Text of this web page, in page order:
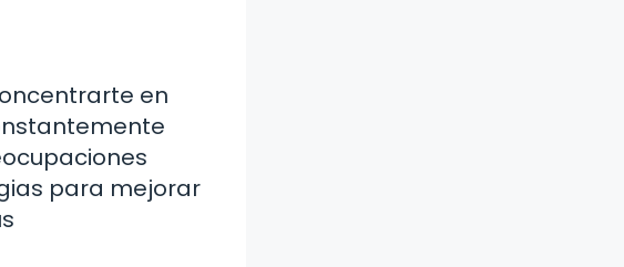
en
para mejorar